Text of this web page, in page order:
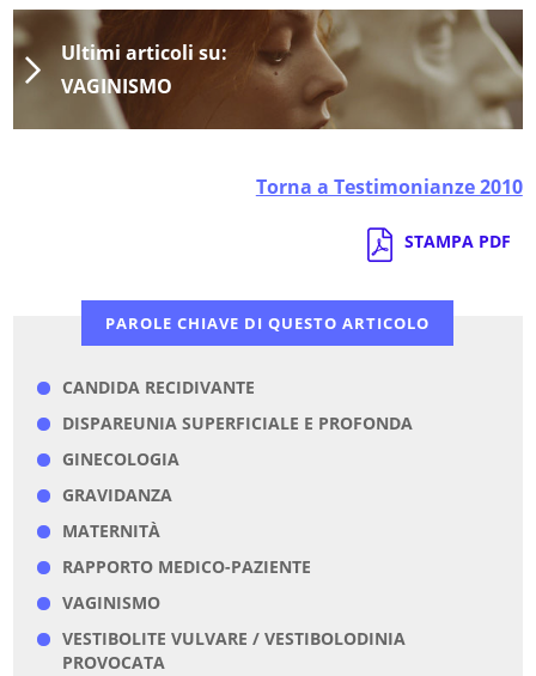
Ultimi articoli su:
VAGINISMO
Torna a Testimonianze 2010
STAMPA PDF
PAROLE CHIAVE DI QUESTO ARTICOLO
CANDIDA RECIDIVANTE
DISPAREUNIA SUPERFICIALE E PROFONDA
GINECOLOGIA
GRAVIDANZA
MATERNITÀ
RAPPORTO MEDICO-PAZIENTE
VAGINISMO
VESTIBOLITE VULVARE / VESTIBOLODINIA
PROVOCATA